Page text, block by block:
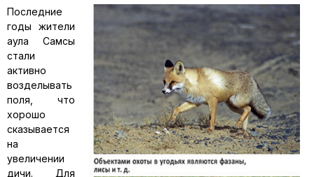
Последние
годы жители
аула Самсы
стали
активно
возделывать
поля, что
хорошо
сказывается
на
увеличении
дичи. Для